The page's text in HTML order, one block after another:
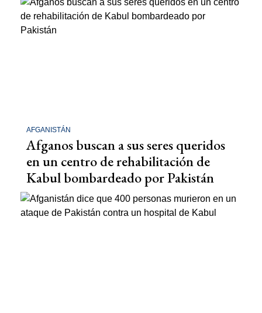
AFGANISTÁN
Afganos buscan a sus seres queridos
en un centro de rehabilitación de
Kabul bombardeado por Pakistán